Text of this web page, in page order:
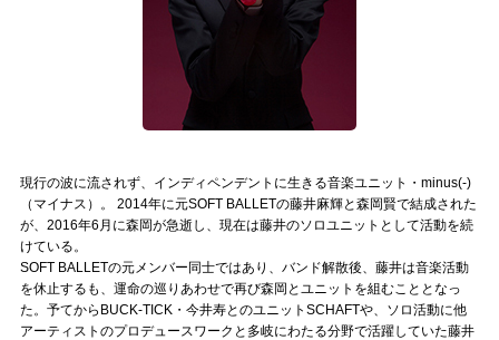
muevoコミュニティ
ぶいコミュ！by muevo
ぶいマガ！ by muevo
Follow us
Official SNS
現行の波に流されず、インディペンデントに生きる音楽ユニット・minus(-)
（マイナス）。 2014年に元SOFT BALLETの藤井麻輝と森岡賢で結成された
が、2016年6月に森岡が急逝し、現在は藤井のソロユニットとして活動を続
けている。
SOFT BALLETの元メンバー同士ではあり、バンド解散後、藤井は音楽活動
を休止するも、運命の巡りあわせで再び森岡とユニットを組むこととなっ
た。予てからBUCK-TICK・今井寿とのユニットSCHAFTや、ソロ活動に他
アーティストのプロデュースワークと多岐にわたる分野で活躍していた藤井